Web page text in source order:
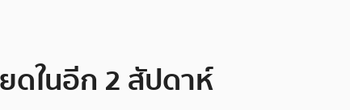
ดในอีก 2 สัปดาห์